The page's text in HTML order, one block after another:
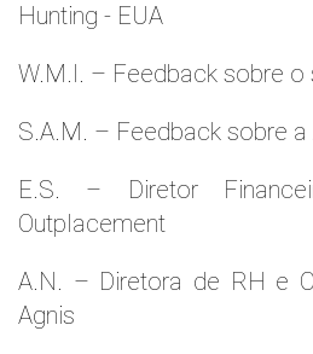
Hunting - EUA
W.M.l. – Feedback sobre o
S.A.M. – Feedback sobre a
E.S. – Diretor
Outplacement
A.N. – Diretora de RH e
Agnis